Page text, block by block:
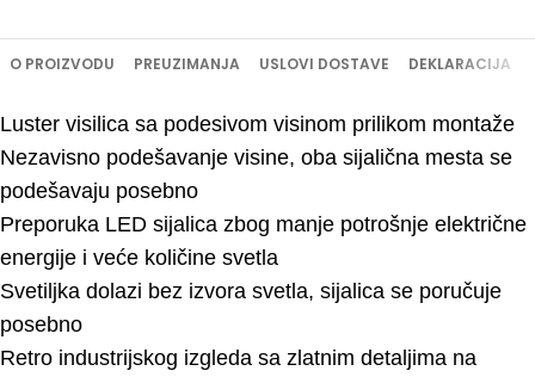
O PROIZVODU PREUZIMANJA USLOVI DOSTAVE DEKLARACIJA
Luster visilica sa podesivom visinom prilikom montaže
Nezavisno podešavanje visine, oba sijalična mesta se
podešavaju posebno
Preporuka LED sijalica zbog manje potrošnje električne
energije i veće količine svetla
Svetiljka dolazi bez izvora svetla, sijalica se poručuje
posebno
Retro industrijskog izgleda sa zlatnim detaljima na